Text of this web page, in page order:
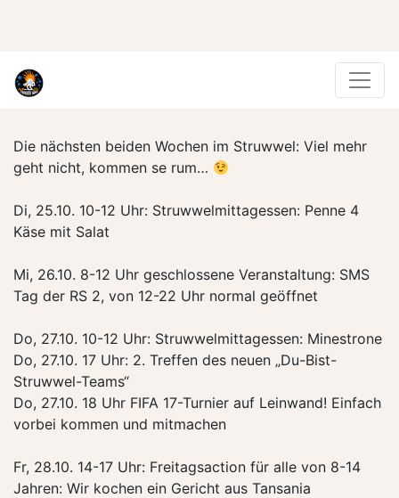
Die nächsten beiden Wochen im Struwwel: Viel mehr
geht nicht, kommen se rum…
Di, 25.10. 10-12 Uhr: Struwwelmittagessen: Penne 4
Käse mit Salat
Mi, 26.10. 8-12 Uhr geschlossene Veranstaltung: SMS
Tag der RS 2, von 12-22 Uhr normal geöffnet
Do, 27.10. 10-12 Uhr: Struwwelmittagessen: Minestrone
Do, 27.10. 17 Uhr: 2. Treffen des neuen „Du-Bist-
Struwwel-Teams“
Do, 27.10. 18 Uhr FIFA 17-Turnier auf Leinwand! Einfach
vorbei kommen und mitmachen
Fr, 28.10. 14-17 Uhr: Freitagsaction für alle von 8-14
Jahren: Wir kochen ein Gericht aus Tansania